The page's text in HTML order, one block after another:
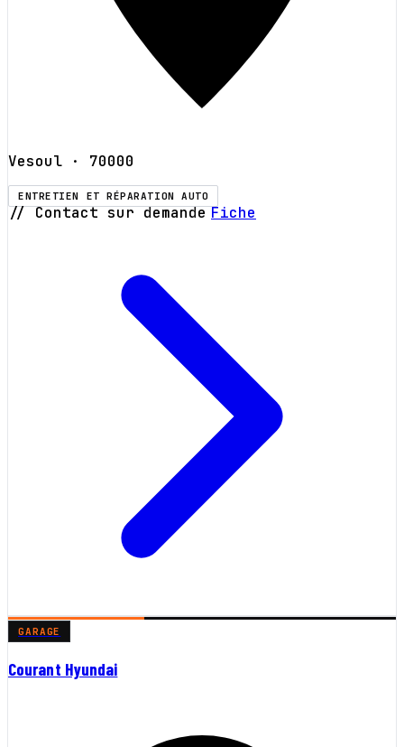
Vesoul · 70000
ENTRETIEN ET RÉPARATION AUTO
// Contact sur demande Fiche
GARAGE
Courant Hyundai